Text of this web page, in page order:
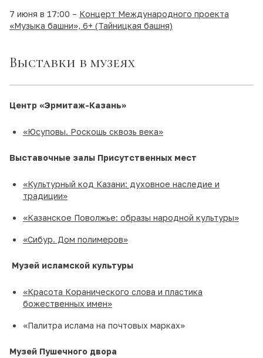
7 июня в 17:00 – Концерт Международного проекта
«Музыка башни», 6+ (Тайницкая башня)
Выставки в музеях
Центр «Эрмитаж-Казань»
«Юсуповы. Роскошь сквозь века»
Выставочные залы Присутственных мест
«Культурный код Казани: духовное наследие и
традиции»
«Казанское Поволжье: образы народной культуры»
«Сибур. Дом полимеров»
Музей исламской культуры
«Красота Коранического слова и пластика
божественных имен»
«Палитра ислама на почтовых марках»
Музей Пушечного двора